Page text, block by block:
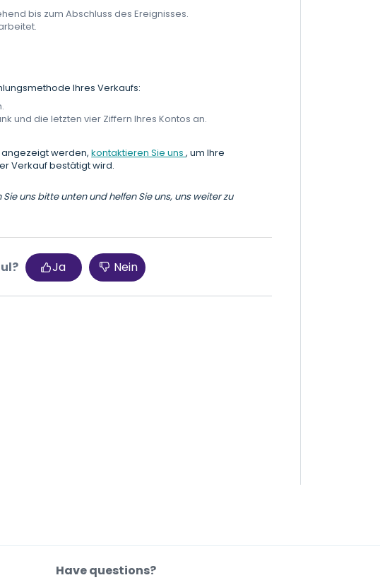
bis zum Abschluss des Ereignisses.
Ihres Verkaufs:
und die letzten vier Ziffern Ihres Kontos an.
angezeigt werden,kontaktieren Sie uns, um Ihre
Verkauf bestätigt wird.
uns bitte unten und helfen Sie uns, uns weiter zu
Ja Nein
Have questions?